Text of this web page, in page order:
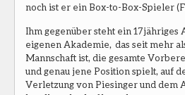
noch ist er ein Box-to-Box-Spieler
Ihm gegenüber steht ein 17jähriges
eigenen Akademie, das seit mehr
Mannschaft ist, die gesamte
und genau jene Position spielt, auf
Verletzung von Piesinger und dem